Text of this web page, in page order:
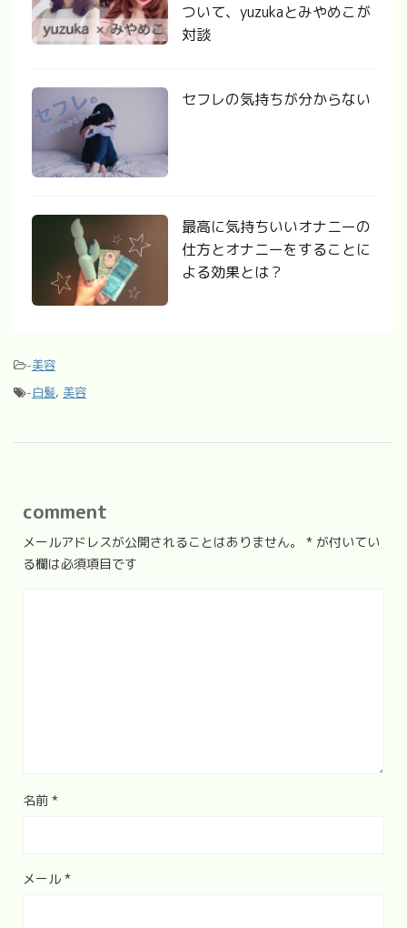
ついて、yuzukaとみやめこが
対談
セフレの気持ちが分からない
最高に気持ちいいオナニーの
仕方とオナニーをすることに
よる効果とは？
-美容
-白髪, 美容
comment
メールアドレスが公開されることはありません。 * が付いてい
る欄は必須項目です
名前 *
メール *